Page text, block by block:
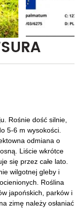
Rośnie dość silnie,
5-6 m wysokości.
odmiana o
Liście wkrótce
się przez całe lato.
wilgotnej gleby i
Roślina
japońskich, parków i
zimę należy osłaniać